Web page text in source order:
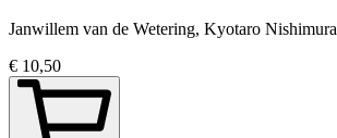
Janwillem van de Wetering, Kyotaro Nishimura
€ 10,50